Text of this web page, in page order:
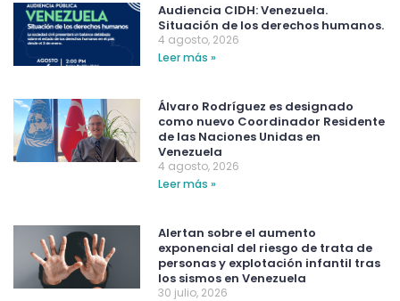
Audiencia CIDH: Venezuela.
Situación de los derechos humanos.
4 agosto, 2026
Leer más »
Álvaro Rodríguez es designado
como nuevo Coordinador Residente
de las Naciones Unidas en
Venezuela
4 agosto, 2026
Leer más »
Alertan sobre el aumento
exponencial del riesgo de trata de
personas y explotación infantil tras
los sismos en Venezuela
30 julio, 2026